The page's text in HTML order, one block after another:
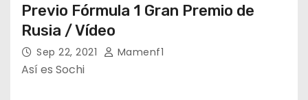
Previo Fórmula 1 Gran Premio de
Rusia / Vídeo
Sep 22, 2021 Mamenf1
Así es Sochi